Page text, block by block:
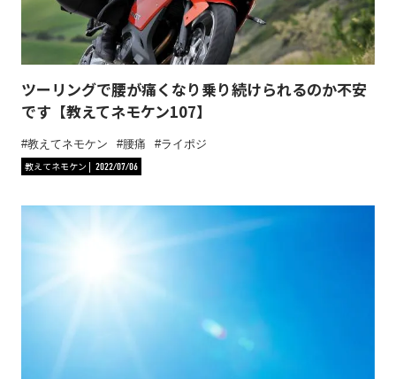
ツーリングで腰が痛くなり乗り続けられるのか不安
です【教えてネモケン107】
教えてネモケン 腰痛
ライポジ
教えてネモケン
2022/07/06